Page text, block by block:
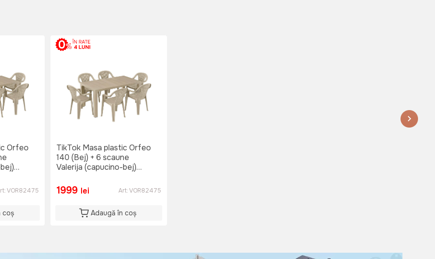
Orfeo
VOR82475
coș
TikTok Masa plastic Orfeo
140 (Bej) + 6 scaune
Valerija (capucino-bej)
1999 lei Art:VOR82475
Adaugă în coș